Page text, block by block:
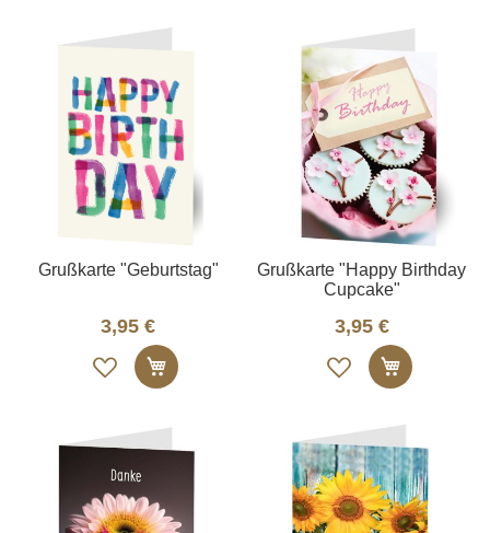
Grußkarte "Geburtstag"
3,95 €
Auf
die
In den Warenkorb
Grußkarte "Happy Birthday
Cupcake"
3,95 €
Auf
die
In den